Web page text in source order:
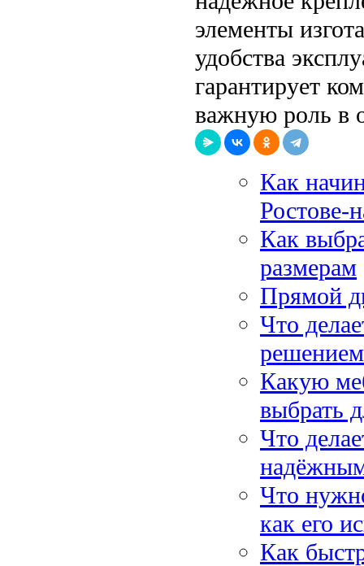
элементы
удобства
гарантирует
важную роль в
Как
Ростове-
Как
размерам
Прямой
Что
Какую
выбрать
Что
Что
как его
Как